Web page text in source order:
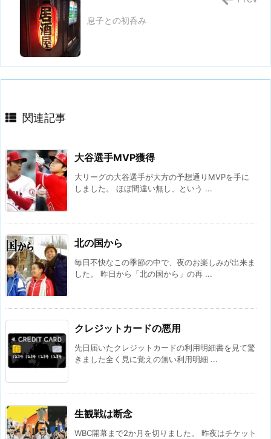
息子との初呑み
関連記事
大谷選手MVP獲得
大リーグの大谷選手が大方の予想通りMVPを手に
しました。 ほぼ間違い無し、という ...
北の国から
毎日不快なこの季節の中で、夜のお楽しみが出来ま
した。 昨日から「北の国から」の再 ...
クレジットカードの悪用
先日届いたクレジットカードの利用明細書を見て驚
きました全く見に覚えの無い利用明細 ...
生観戦は断念
WBC開幕まで2か月を切りました。 昨夜はチケット